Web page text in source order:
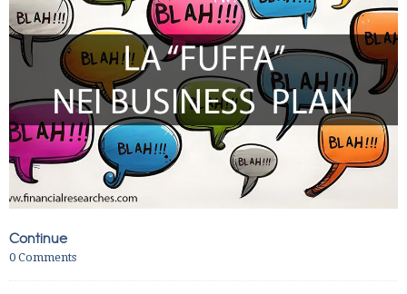
Continue
0 Comments